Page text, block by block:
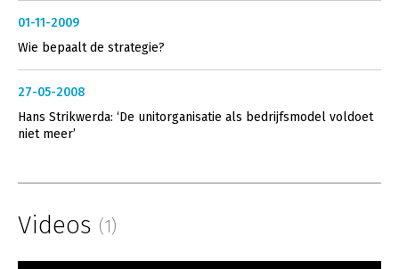
01-11-2009
Wie bepaalt de strategie?
27-05-2008
Hans Strikwerda: ‘De unitorganisatie als bedrijfsmodel voldoet
niet meer’
Videos (1)